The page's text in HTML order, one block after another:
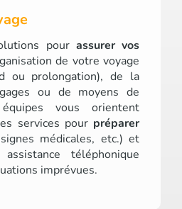
pourassurer vos
de votre voyage
ou prolongation), de la
ou de moyens de
vous orientent
services pour préparer
médicales, etc.) et
téléphonique
imprévues.